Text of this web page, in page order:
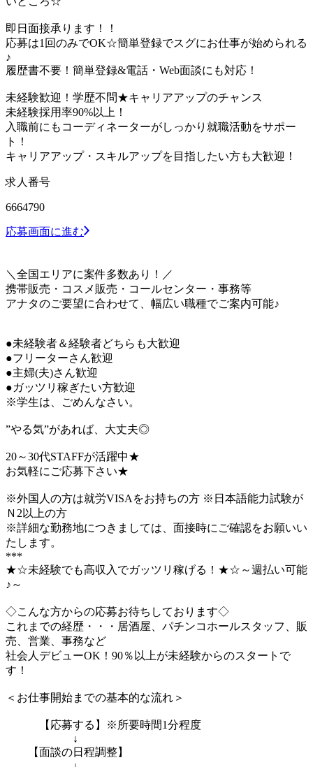
即日面接承ります！！
応募は1回のみでOK☆簡単登録でスグにお仕事が始められる
♪
履歴書不要！簡単登録&電話・Web面談にも対応！
未経験歓迎！学歴不問★キャリアアップのチャンス
未経験採用率90%以上！
入職前にもコーディネーターがしっかり就職活動をサポー
ト！
キャリアアップ・スキルアップを目指したい方も大歓迎！
求人番号
6664790
応募画面に進む
＼全国エリアに案件多数あり！／
携帯販売・コスメ販売・コールセンター・事務等
アナタのご要望に合わせて、幅広い職種でご案内可能♪
●未経験者＆経験者どちらも大歓迎
●フリーターさん歓迎
●主婦(夫)さん歓迎
●ガッツリ稼ぎたい方歓迎
※学生は、ごめんなさい。
”やる気”があれば、大丈夫◎
20～30代STAFFが活躍中★
お気軽にご応募下さい★
※外国人の方は就労VISAをお持ちの方 ※日本語能力試験が
Ｎ2以上の方
※詳細な勤務地につきましては、面接時にご確認をお願いい
たします。
***
★☆未経験でも高収入でガッツリ稼げる！★☆～週払い可能
♪～
◇こんな方からの応募お待ちしております◇
これまでの経歴・・・居酒屋、パチンコホールスタッフ、販
売、営業、事務など
社会人デビューOK！90％以上が未経験からのスタートで
す！
＜お仕事開始までの基本的な流れ＞
【応募する】※所要時間1分程度
↓
【面談の日程調整】